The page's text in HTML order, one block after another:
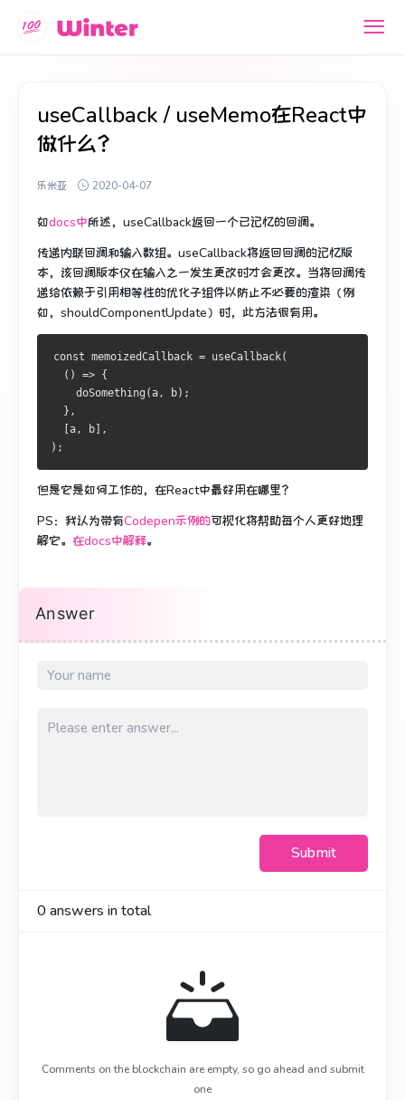
useCallback / useMemo在React中
做什么？
乐米亚 2020-04-07
如docs中所述，useCallback返回一个已记忆的回调。
传递内联回调和输入数组。 useCallback将返回回调的记忆版
本，该回调版本仅在输入之一发生更改时才会更改。 当将回调传
递给依赖于引用相等性的优化子组件以防止不必要的渲染（例
如，shouldComponentUpdate）时，此方法很有用。
const memoizedCallback = useCallback(
  () => {
    doSomething(a, b);
  },
  [a, b],
);
但是它是如何工作的，在React中最好用在哪里？
PS：我认为带有Codepen示例的可视化将帮助每个人更好地理
解它。 在docs中解释。
Answer
Submit
0answers in total
Comments on the blockchain are empty, so go ahead and submit
one